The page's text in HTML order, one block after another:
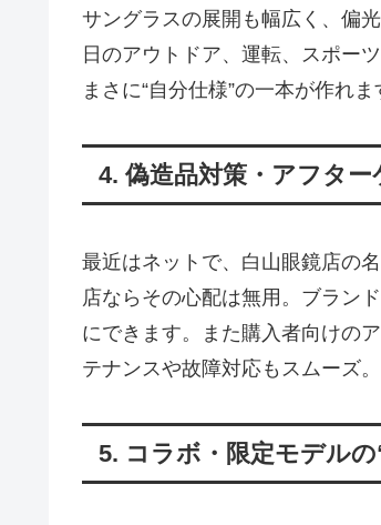
サングラスの展開も幅広く、偏
日のアウトドア、運転、スポー
まさに“自分仕様”の一本が作れま
4. 偽造品対策・アフタ
最近はネットで、白山眼鏡店の
店ならその心配は無用。ブラン
にできます。また購入者向けの
テナンスや故障対応もスムーズ。
5. コラボ・限定モデル